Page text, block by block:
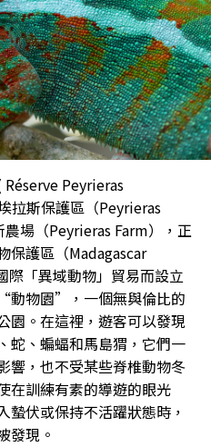
Peyrieras
拉斯保護區（Peyrieras
場（Peyrieras Farm），正
保護區（Madagascar
際「異域動物」貿易而設立
動物園”，一個無與倫比的
園。在這裡，遊客可以發現
蛇、蝙蝠和馬島猬，它們一
響，也不受某些脊椎動物冬
在訓練有素的導遊的眼光
伏或保持不活躍狀態時，
發現。